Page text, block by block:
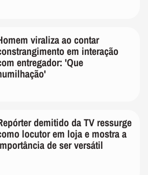
viraliza ao contar
em interação
entregador: 'Que
demitido da TV ressurge
locutor em loja e mostra a
de ser versátil